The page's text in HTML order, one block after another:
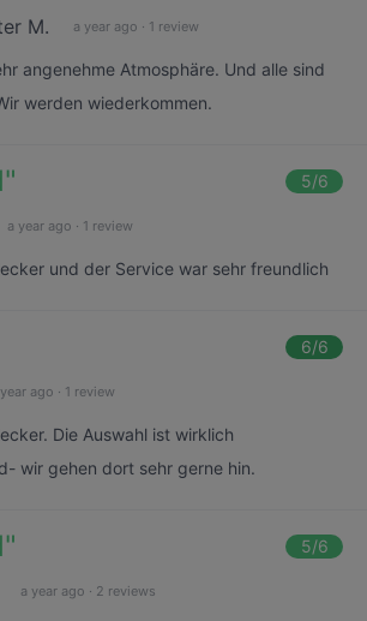
M. a year ago · 1 review
angenehme Atmosphäre. Und alle sind
werden wiederkommen.
" 5/6
a year ago · 1 review
und der Service war sehr freundlich
6/6
ago · 1 review
Die Auswahl ist wirklich
wir gehen dort sehr gerne hin.
" 5/6
a year ago · 2 reviews